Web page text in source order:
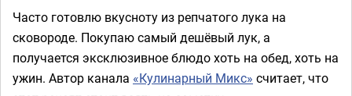
Часто готовлю вкусноту из репчатого лука на
сковороде. Покупаю самый дешёвый лук, а
получается эксклюзивное блюдо хоть на обед, хоть на
ужин. Автор канала «Кулинарный Микс» считает, что